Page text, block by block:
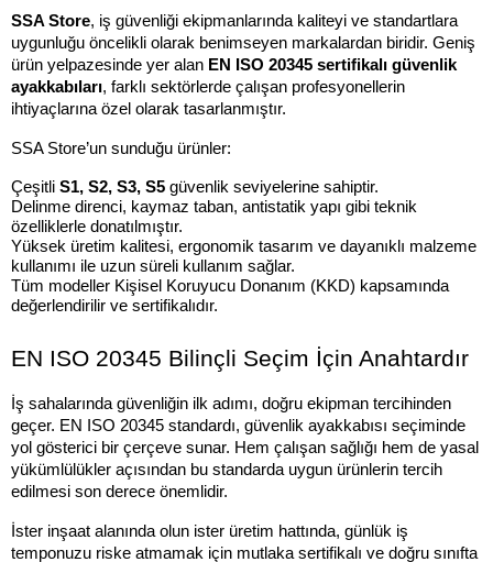
SSA Store, iş güvenliği ekipmanlarında kaliteyi ve standartlara
uygunluğu öncelikli olarak benimseyen markalardan biridir. Geniş
ürün yelpazesinde yer alan EN ISO 20345 sertifikalı güvenlik
ayakkabıları, farklı sektörlerde çalışan profesyonellerin
ihtiyaçlarına özel olarak tasarlanmıştır.
SSA Store’un sunduğu ürünler:
Çeşitli S1, S2, S3, S5 güvenlik seviyelerine sahiptir.
Delinme direnci, kaymaz taban, antistatik yapı gibi teknik
özelliklerle donatılmıştır.
Yüksek üretim kalitesi, ergonomik tasarım ve dayanıklı malzeme
kullanımı ile uzun süreli kullanım sağlar.
Tüm modeller Kişisel Koruyucu Donanım (KKD) kapsamında
değerlendirilir ve sertifikalıdır.
EN ISO 20345 Bilinçli Seçim İçin Anahtardır
İş sahalarında güvenliğin ilk adımı, doğru ekipman tercihinden
geçer. EN ISO 20345 standardı, güvenlik ayakkabısı seçiminde
yol gösterici bir çerçeve sunar. Hem çalışan sağlığı hem de yasal
yükümlülükler açısından bu standarda uygun ürünlerin tercih
edilmesi son derece önemlidir.
İster inşaat alanında olun ister üretim hattında, günlük iş
temponuzu riske atmamak için mutlaka sertifikalı ve doğru sınıfta